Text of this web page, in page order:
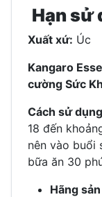
Hạn sử
Xuất xứ: Úc
Kangaro
cường Sức
Cách sử dụng
18 đến
nên vào buổi
bữa ăn 30
Hãng